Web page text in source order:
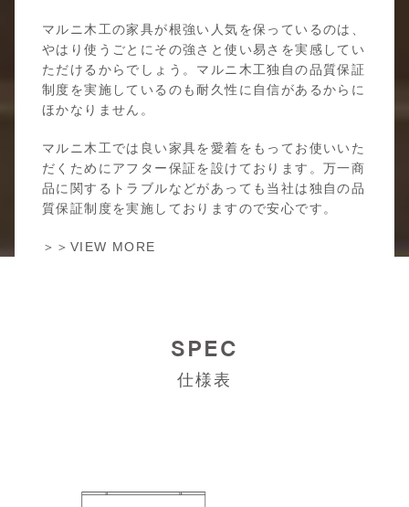
マルニ木工の家具が根強い人気を保っているのは、
やはり使うごとにその強さと使い易さを実感してい
ただけるからでしょう。マルニ木工独自の品質保証
制度を実施しているのも耐久性に自信があるからに
ほかなりません。
マルニ木工では良い家具を愛着をもってお使いいた
だくためにアフター保証を設けております。万一商
品に関するトラブルなどがあっても当社は独自の品
質保証制度を実施しておりますので安心です。
＞＞VIEW MORE
SPEC
仕様表